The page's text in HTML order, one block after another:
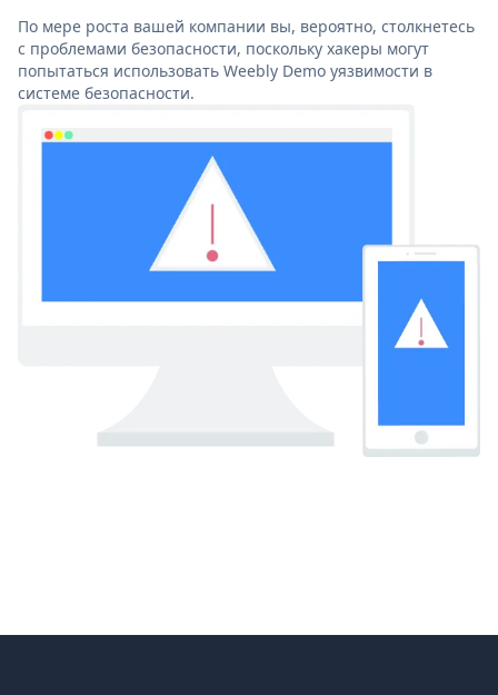
По мере роста вашей компании вы, вероятно, столкнетесь
с проблемами безопасности, поскольку хакеры могут
попытаться использовать Weebly Demo уязвимости в
системе безопасности.